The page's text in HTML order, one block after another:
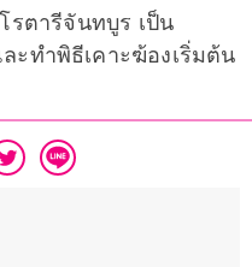
รตารีจันทบูร เป็น
ะทำพิธีเคาะฆ้องเริ่มต้น